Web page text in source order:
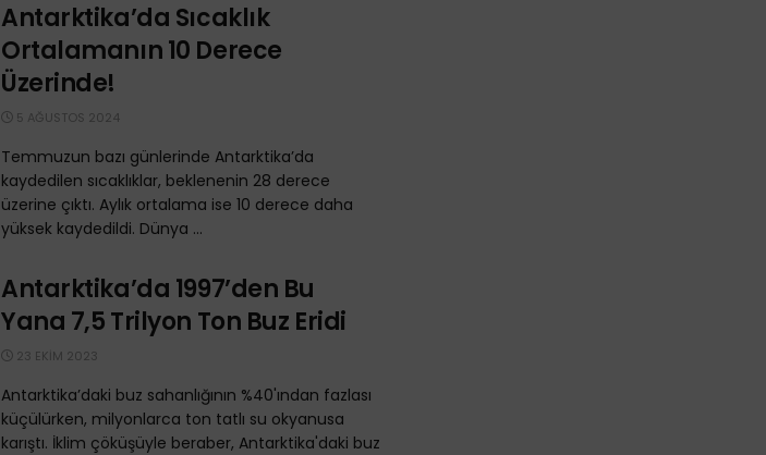
Antarktika’da Sıcaklık
Ortalamanın 10 Derece
Üzerinde!
5 AĞUSTOS 2024
Temmuzun bazı günlerinde Antarktika’da
kaydedilen sıcaklıklar, beklenenin 28 derece
üzerine çıktı. Aylık ortalama ise 10 derece daha
yüksek kaydedildi. Dünya ...
Antarktika’da 1997’den Bu
Yana 7,5 Trilyon Ton Buz Eridi
23 EKIM 2023
Antarktika’daki buz sahanlığının %40'ından fazlası
küçülürken, milyonlarca ton tatlı su okyanusa
karıştı. İklim çöküşüyle beraber, Antarktika'daki buz